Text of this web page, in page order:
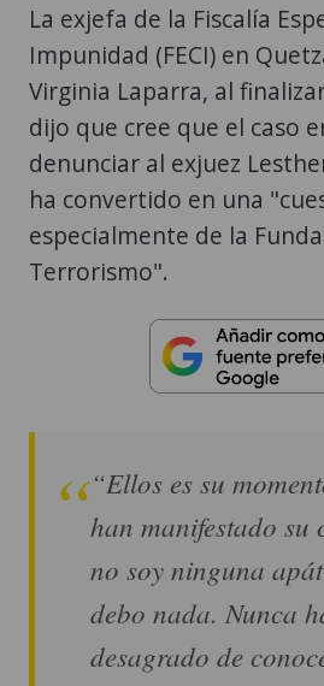
La exjefa de la Fiscalía
Impunidad (FECI) en
Virginia Laparra, al
dijo que cree que el caso
denunciar al exjuez
ha convertido en una
especialmente de la
Terrorismo".
“Ellos es su
han manifestado su
no soy ninguna
debo nada. Nunca
desagrado de